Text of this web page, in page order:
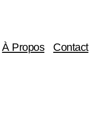
À Propos Contact